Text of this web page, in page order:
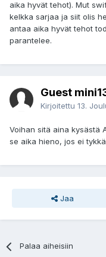
aika hyvät tehot). Mut
kelkka sarjaa ja siit olis
antaa aika hyvät tehot
parantelee.
Guest
Kirjoitettu 13.
Voihan sitä aina kysästä
se aika hieno, jos ei
Jaa
Palaa aiheisiin